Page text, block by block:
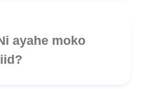
ayahe moko